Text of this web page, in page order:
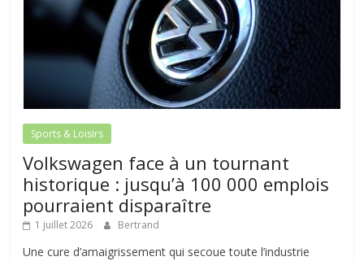
Sports & Loisirs
Volkswagen face à un tournant
historique : jusqu’à 100 000 emplois
pourraient disparaître
1 juillet 2026 Bertrand
Une cure d’amaigrissement qui secoue toute l’industrie